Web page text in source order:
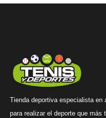
Tienda deportiva especialista
para realizar el deporte que más